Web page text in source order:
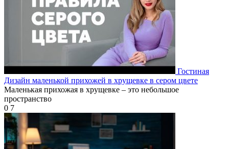
Гостиная
Дизайн маленькой прихожей в хрущевке в сером цвете
Маленькая прихожая в хрущевке – это небольшое
пространство
0 7